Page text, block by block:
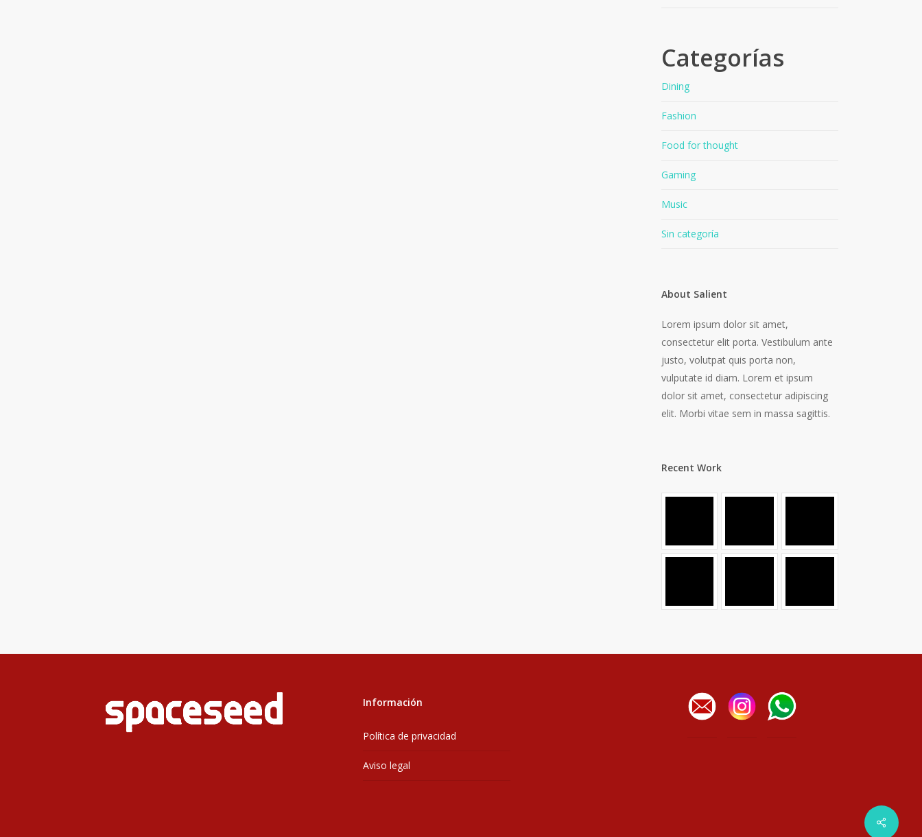
Categorías
Dining
Fashion
Food for thought
Gaming
Music
Sin categoría
About Salient
Lorem ipsum dolor sit amet,
consectetur elit porta. Vestibulum ante
justo, volutpat quis porta non,
vulputate id diam. Lorem et ipsum
dolor sit amet, consectetur adipiscing
elit. Morbi vitae sem in massa sagittis.
Recent Work
Información
Política de privacidad
Aviso legal